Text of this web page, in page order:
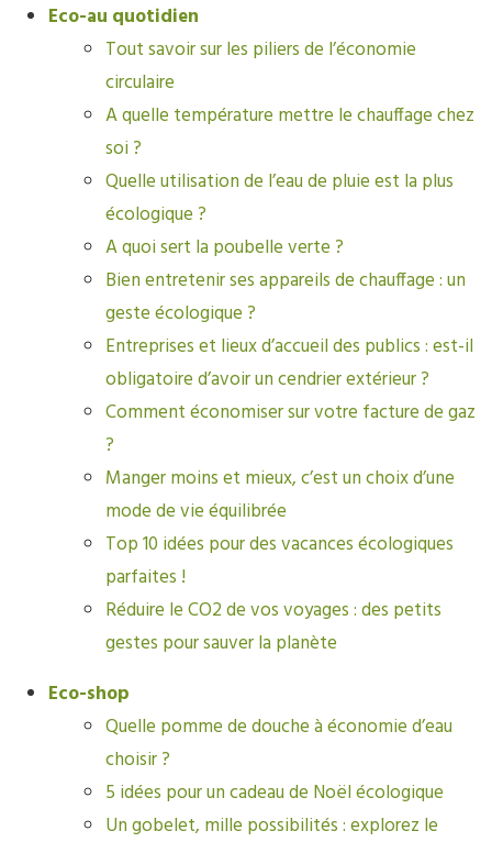
Eco-au quotidien
Tout savoir sur les piliers de l’économie
circulaire
A quelle température mettre le chauffage chez
soi ?
Quelle utilisation de l’eau de pluie est la plus
écologique ?
A quoi sert la poubelle verte ?
Bien entretenir ses appareils de chauffage : un
geste écologique ?
Entreprises et lieux d’accueil des publics : est-il
obligatoire d’avoir un cendrier extérieur ?
Comment économiser sur votre facture de gaz
?
Manger moins et mieux, c’est un choix d’une
mode de vie équilibrée
Top 10 idées pour des vacances écologiques
parfaites !
Réduire le CO2 de vos voyages : des petits
gestes pour sauver la planète
Eco-shop
Quelle pomme de douche à économie d’eau
choisir ?
5 idées pour un cadeau de Noël écologique
Un gobelet, mille possibilités : explorez le